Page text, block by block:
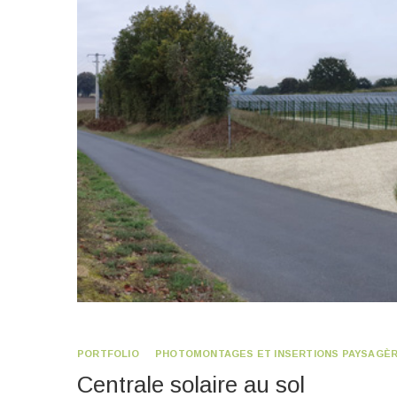
PORTFOLIO PHOTOMONTAGES ET INSERTIONS
Centrale solaire au sol